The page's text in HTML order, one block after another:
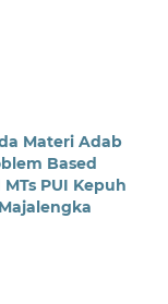
Materi Adab
Based
PUI Kepuh